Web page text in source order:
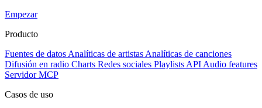
Empezar
Producto
Fuentes de datos Analíticas de artistas Analíticas de canciones
Difusión en radio Charts Redes sociales Playlists API Audio features
Servidor MCP
Casos de uso